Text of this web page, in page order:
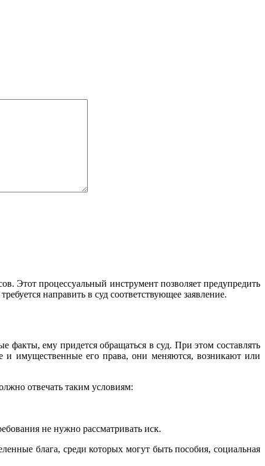
Этот процессуальный инструмент позволяет предупредить
направить в суд соответствующее заявление.
ему придется обращаться в суд. При этом составлять
и имущественные его права, они меняются, возникают или
отвечать таким условиям:
не нужно рассматривать иск.
блага, среди которых могут быть пособия, социальная